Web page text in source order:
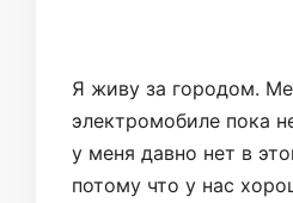
Я живу за городом.
электромобиле пока
у меня давно нет в
потому что у нас